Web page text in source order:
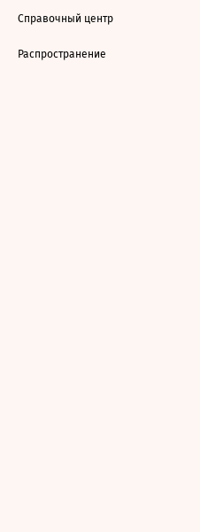
Справочный центр
Распространение